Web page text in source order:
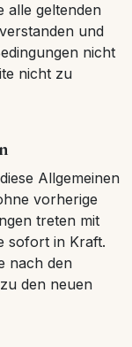
alle geltenden
und
nicht
nicht zu
Allgemeinen
vorherige
treten mit
sofort in Kraft.
nach den
den neuen